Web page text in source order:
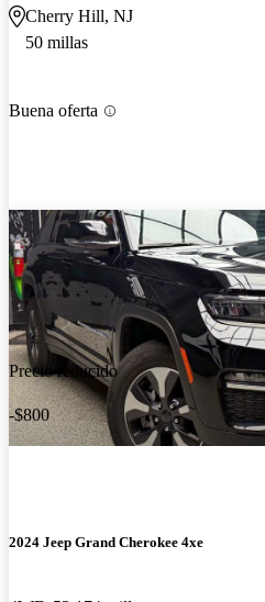
Cherry Hill, NJ
50 millas
Buena oferta
Precio reducido
-$800
2024 Jeep Grand Cherokee 4xe